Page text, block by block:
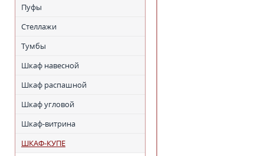
ЭКОШПОН Серия "S"
ЭКОШПОН СЕРИЯ "v"
ЭКОШПОН СЕРИЯ "К"
Эмаль "WINTER"
Эмаль "Авалон"
Эмаль "Астория"
Эмаль "Барокко"
Эмаль "Верона"
Пуфы
Стеллажи
Тумбы
Шкаф навесной
Шкаф распашной
Шкаф угловой
Шкаф-витрина
ШКАФ-КУПЕ